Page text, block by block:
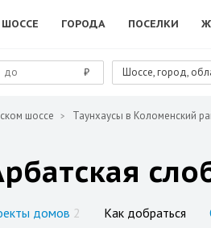
ШОССЕ ГОРОДА ПОСЕЛКИ
₽ Шоссе, город,
шоссе Таунхаусы в Коломенский
домов 2 Как добраться